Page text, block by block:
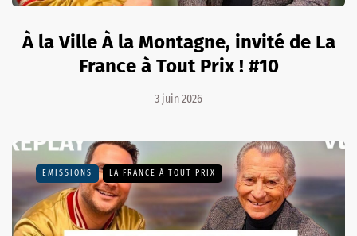
À la Ville À la Montagne, invité de La
France à Tout Prix ! #10
3 juin 2026
EMISSIONS LA FRANCE À TOUT PRIX